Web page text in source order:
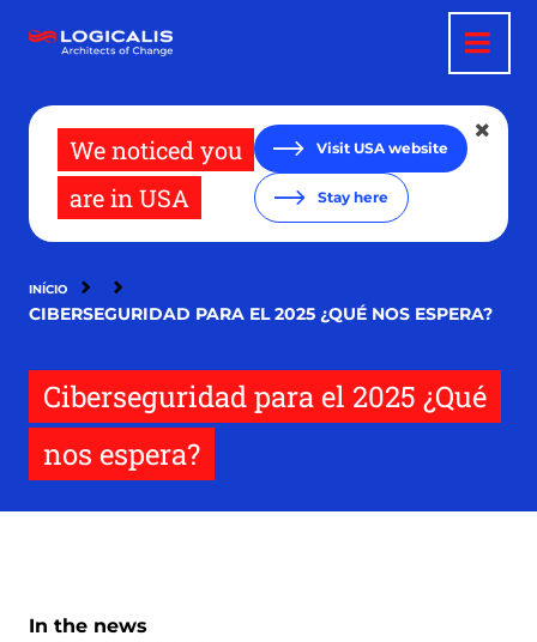
para
We noticed you
are in USA
Visit USA website
Stay here
INÍCIO
CIBERSEGURIDAD PARA EL 2025 ¿QUÉ NOS ESPERA?
Ciberseguridad para el 2025 ¿Qué
nos espera?
In the news